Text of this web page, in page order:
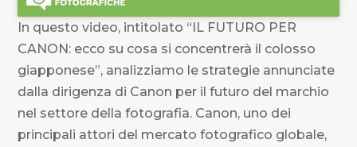
In questo video, intitolato “IL FUTURO PER
CANON: ecco su cosa si concentrerà il colosso
giapponese”, analizziamo le strategie annunciate
dalla dirigenza di Canon per il futuro del marchio
nel settore della fotografia. Canon, uno dei
principali attori del mercato fotografico globale,